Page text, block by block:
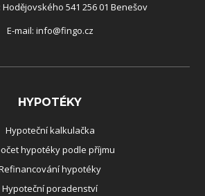
541 256 01 Benešov
E-mail: info@fingo.cz
HYPOTÉKY
Hypoteční kalkulačka
hypotéky podle příjmu
hypotéky
Hypoteční poradenství